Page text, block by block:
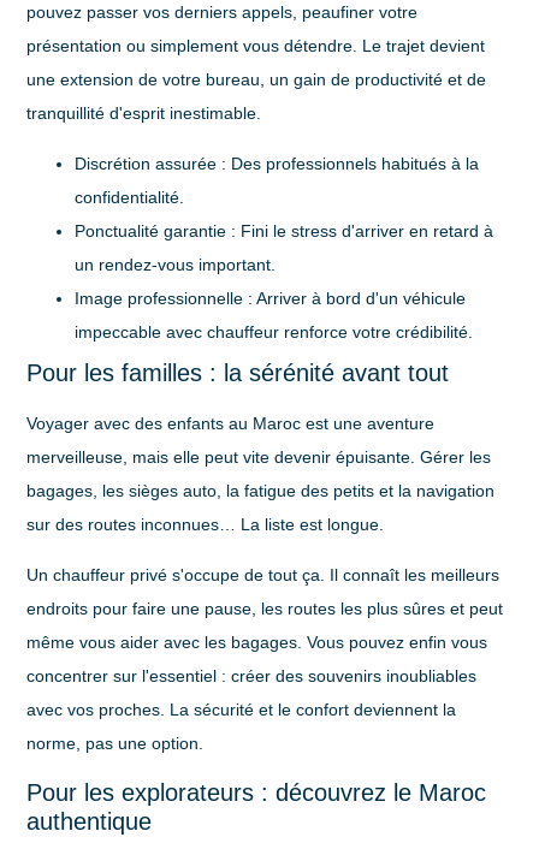
pouvez passer vos derniers appels, peaufiner votre
présentation ou simplement vous détendre. Le trajet devient
une extension de votre bureau, un gain de productivité et de
tranquillité d'esprit inestimable.
Discrétion assurée : Des professionnels habitués à la
confidentialité.
Ponctualité garantie : Fini le stress d'arriver en retard à
un rendez-vous important.
Image professionnelle : Arriver à bord d'un véhicule
impeccable avec chauffeur renforce votre crédibilité.
Pour les familles : la sérénité avant tout
Voyager avec des enfants au Maroc est une aventure
merveilleuse, mais elle peut vite devenir épuisante. Gérer les
bagages, les sièges auto, la fatigue des petits et la navigation
sur des routes inconnues… La liste est longue.
Un chauffeur privé s'occupe de tout ça. Il connaît les meilleurs
endroits pour faire une pause, les routes les plus sûres et peut
même vous aider avec les bagages. Vous pouvez enfin vous
concentrer sur l'essentiel : créer des souvenirs inoubliables
avec vos proches. La sécurité et le confort deviennent la
norme, pas une option.
Pour les explorateurs : découvrez le Maroc
authentique